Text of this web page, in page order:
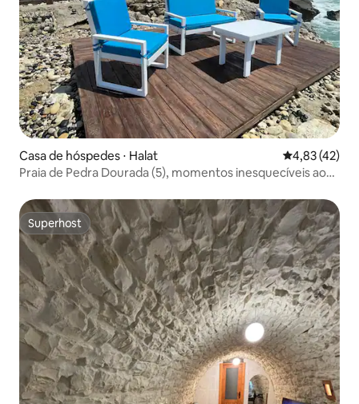
Casa de hóspedes ⋅ Halat 4,83 de uma
4,83 (42)
Praia de Pedra Dourada (5), momentos inesquecíveis ao
Superhost
Superhost